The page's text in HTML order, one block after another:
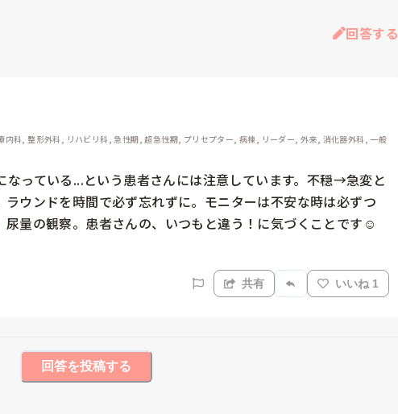
回答する
科, 整形外科, リハビリ科, 急性期, 超急性期, プリセプター, 病棟, リーダー, 外来, 消化器外科, 一般
なっている...という患者さんには注意しています。不穏→急変と
ウンドを時間で必ず忘れずに。モニターは不安な時は必ずつ
尿量の観察。患者さんの、いつもと違う！に気づくことです☺️
共有 いいね 1
回答を投稿する